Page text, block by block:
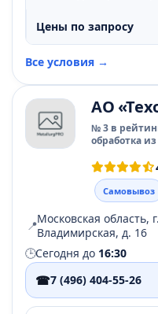
Цены по запросу
Все условия →
АО
№ 3 в
обработка из
Самовывоз
📍Московская область,
Владимирская, д. 16
🕒Сегодня до 16:30
☎7 (496) 404-55-26